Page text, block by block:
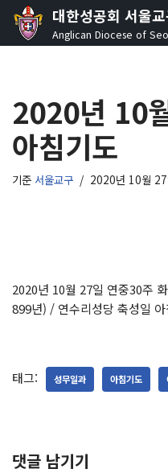
콘
로
건
너
뛰
기
대한성공회 서울
Anglican Diocese of
2020년 10
아침기도
기준 서울교구 2020년 10월
2020년 10월 27일 연중30주
899년) / 연수리성당 축성일 아
태그: 성무일과 아침기도
댓글 남기기